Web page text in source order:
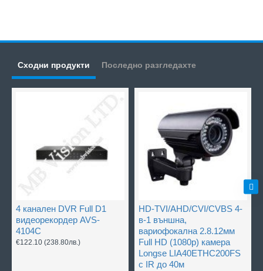
Сходни продукти Последно разгледахте
4 канален DVR Full D1
видеорекордер AVS-
4104C
€122.10 (238.80лв.)
HD-TVI/AHD/CVI/CVBS 4-
в-1 външна,
вариофокална 2.8.12мм
Full HD (1080p) камера
Longse LIA40ETHC200FS
с IR до 40м